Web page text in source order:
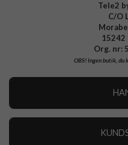
Tele2
C/O
15242
Org. nr:
OBS!Ingen butik, du